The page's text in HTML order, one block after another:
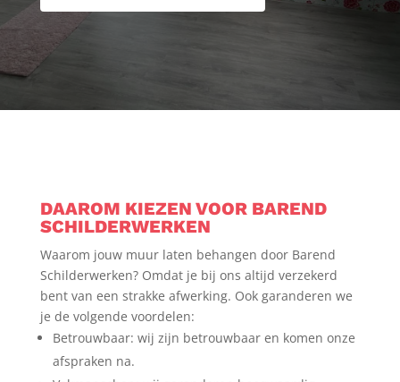
DAAROM KIEZEN VOOR BAREND
SCHILDERWERKEN
Waarom jouw muur laten behangen door Barend
Schilderwerken? Omdat je bij ons altijd verzekerd
bent van een strakke afwerking. Ook garanderen we
je de volgende voordelen:
Betrouwbaar: wij zijn betrouwbaar en komen onze
afspraken na.